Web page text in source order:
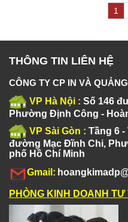
1
THÔNG TIN LIÊN HỆ
CÔNG TY CP IN VÀ
VP Hà Nội : Số 146
Phường Định Công -
VP Sài Gòn : Tầng 6 -
đường Mạc Đĩnh Chi,
phố Hồ Chí Minh
Gmail:
PHÒNG KINH DOANH